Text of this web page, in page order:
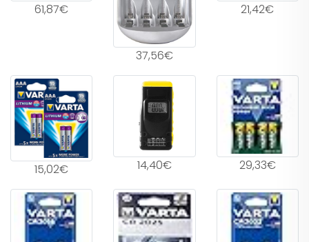
61,87€
37,56€
21,42€
15,02€ 14,40€ 29,33€